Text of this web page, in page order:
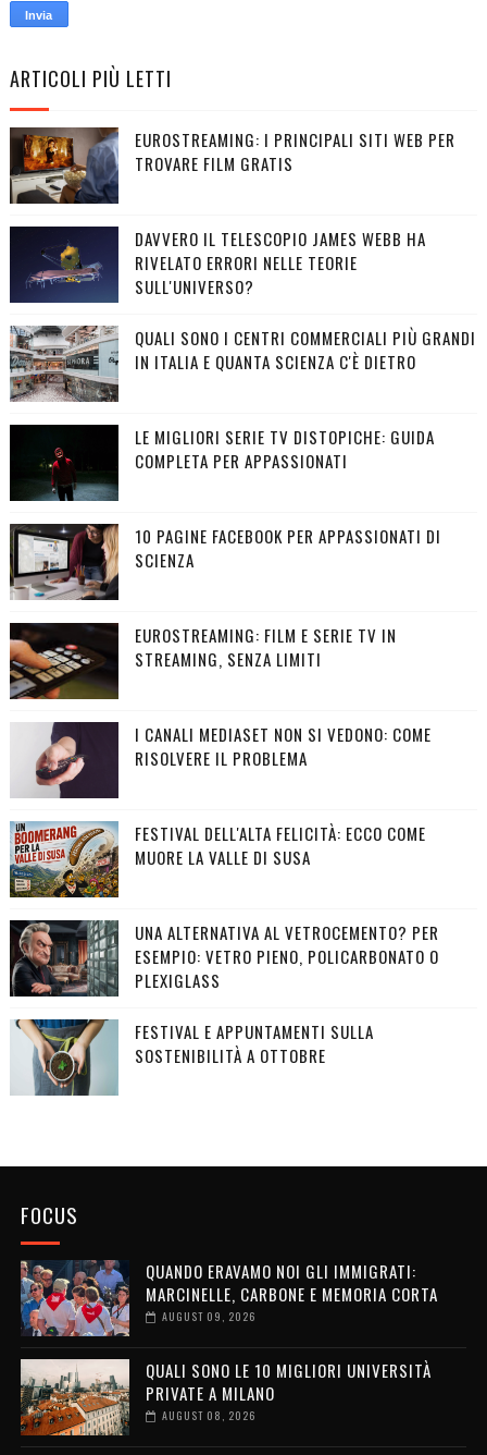
ARTICOLI PIÙ LETTI
EUROSTREAMING: I PRINCIPALI SITI WEB PER
TROVARE FILM GRATIS
DAVVERO IL TELESCOPIO JAMES WEBB HA
RIVELATO ERRORI NELLE TEORIE
SULL'UNIVERSO?
QUALI SONO I CENTRI COMMERCIALI PIÙ GRANDI
IN ITALIA E QUANTA SCIENZA C'È DIETRO
LE MIGLIORI SERIE TV DISTOPICHE: GUIDA
COMPLETA PER APPASSIONATI
10 PAGINE FACEBOOK PER APPASSIONATI DI
SCIENZA
EUROSTREAMING: FILM E SERIE TV IN
STREAMING, SENZA LIMITI
I CANALI MEDIASET NON SI VEDONO: COME
RISOLVERE IL PROBLEMA
FESTIVAL DELL'ALTA FELICITÀ: ECCO COME
MUORE LA VALLE DI SUSA
UNA ALTERNATIVA AL VETROCEMENTO? PER
ESEMPIO: VETRO PIENO, POLICARBONATO O
PLEXIGLASS
FESTIVAL E APPUNTAMENTI SULLA
SOSTENIBILITÀ A OTTOBRE
FOCUS
QUANDO ERAVAMO NOI GLI IMMIGRATI:
MARCINELLE, CARBONE E MEMORIA CORTA
AUGUST 09, 2026
QUALI SONO LE 10 MIGLIORI UNIVERSITÀ
PRIVATE A MILANO
AUGUST 08, 2026